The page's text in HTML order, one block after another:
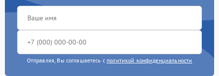
Отправляя, Вы соглашаетесь с политикой конфиденциальности